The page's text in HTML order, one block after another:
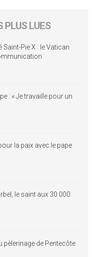
PLUS LUES
Pie X : le Vatican
: « Je travaille pour un
la paix avec le pape
le saint aux 30 000
pèlerinage de Pentecôte